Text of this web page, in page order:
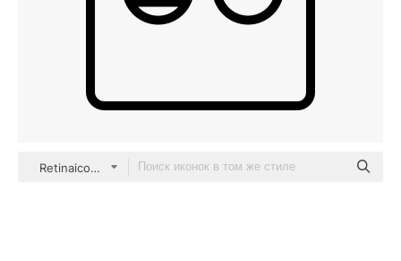
Retinaicons Lineal